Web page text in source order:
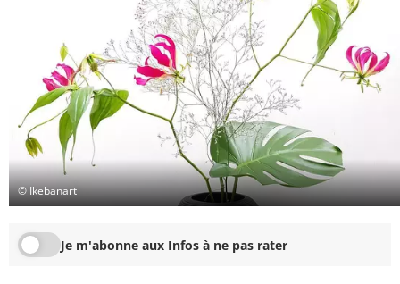
© Ikebanart
Je m'abonne aux Infos à ne pas rater